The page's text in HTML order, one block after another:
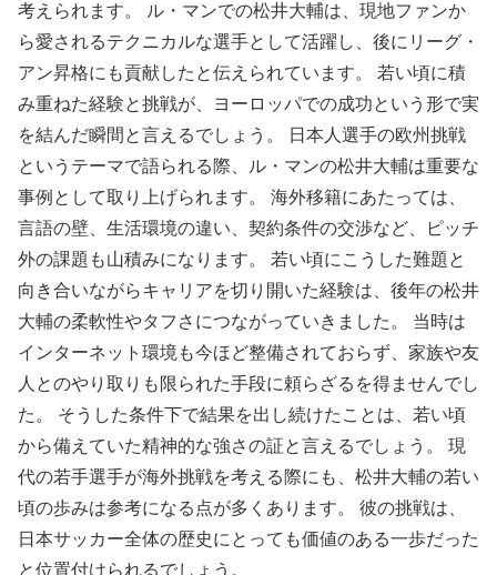
考えられます。 ル・マンでの松井大輔は、現地ファンか
ら愛されるテクニカルな選手として活躍し、後にリーグ・
アン昇格にも貢献したと伝えられています。 若い頃に積
み重ねた経験と挑戦が、ヨーロッパでの成功という形で実
を結んだ瞬間と言えるでしょう。 日本人選手の欧州挑戦
というテーマで語られる際、ル・マンの松井大輔は重要な
事例として取り上げられます。 海外移籍にあたっては、
言語の壁、生活環境の違い、契約条件の交渉など、ピッチ
外の課題も山積みになります。 若い頃にこうした難題と
向き合いながらキャリアを切り開いた経験は、後年の松井
大輔の柔軟性やタフさにつながっていきました。 当時は
インターネット環境も今ほど整備されておらず、家族や友
人とのやり取りも限られた手段に頼らざるを得ませんでし
た。 そうした条件下で結果を出し続けたことは、若い頃
から備えていた精神的な強さの証と言えるでしょう。 現
代の若手選手が海外挑戦を考える際にも、松井大輔の若い
頃の歩みは参考になる点が多くあります。 彼の挑戦は、
日本サッカー全体の歴史にとっても価値のある一歩だった
と位置付けられるでしょう。